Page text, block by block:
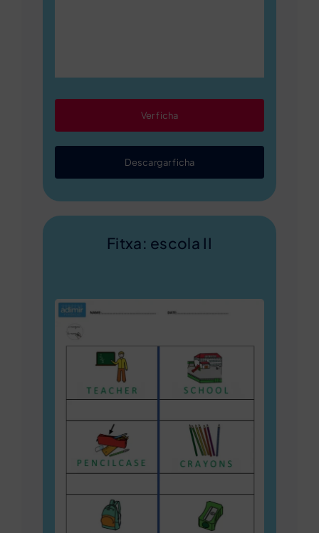
Ver ficha
Descargar ficha
Fitxa: escola II